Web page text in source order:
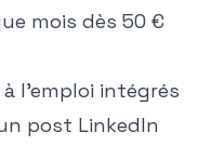
mois dès 50 €
l'emploi intégrés
post LinkedIn